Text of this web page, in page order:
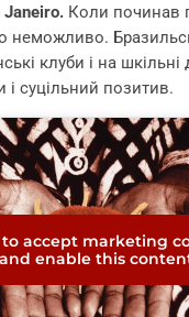
Janeiro. Коли починав
неможливо.
клуби і на
і суцільний позитив.
to accept marketing
and enable this